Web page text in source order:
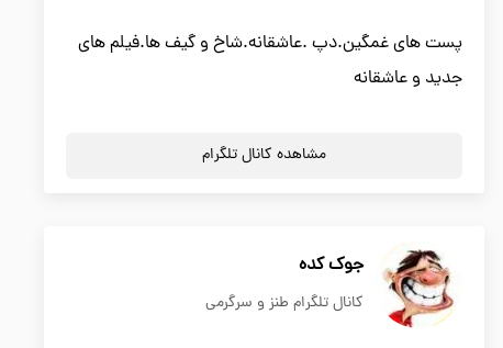
پست های غمگین.دپ .عاشقانه.شاخ و گیف ها.فیلم های
جدید و عاشقانه
مشاهده کانال تلگرام
جوک کده
کانال تلگرام طنز و سرگرمی